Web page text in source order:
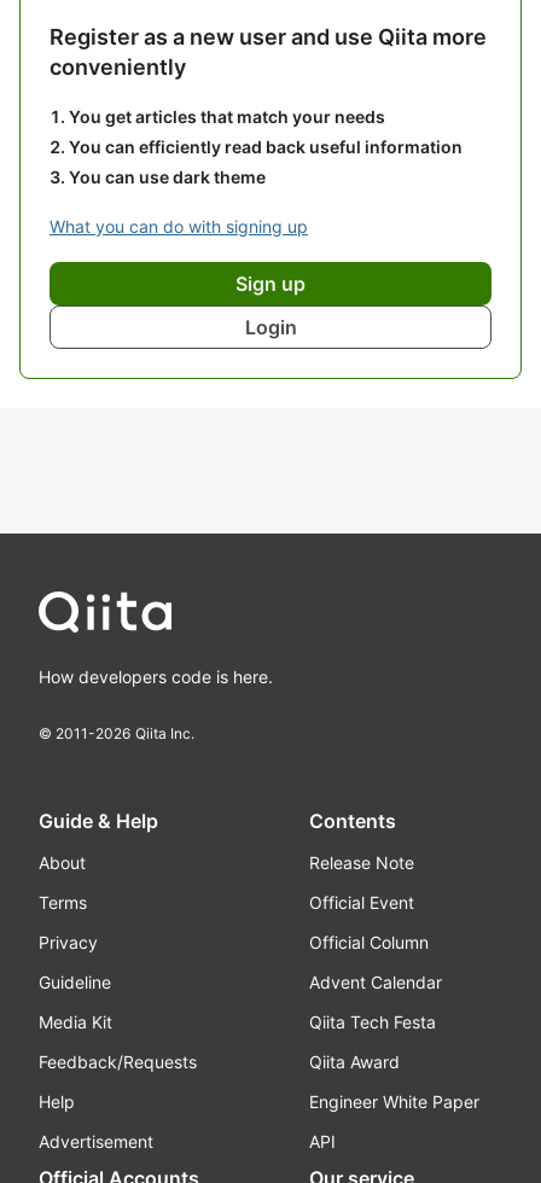
Register as a new user and use Qiita more
conveniently
You get articles that match your needs
You can efficiently read back useful information
You can use dark theme
What you can do with signing up
Sign up
Login
How developers code is here.
© 2011-2026 Qiita Inc.
Guide & Help
About
Terms
Privacy
Guideline
Media Kit
Feedback/Requests
Help
Advertisement
Contents
Release Note
Official Event
Official Column
Advent Calendar
Qiita Tech Festa
Qiita Award
Engineer White Paper
API
Official Accounts Our service